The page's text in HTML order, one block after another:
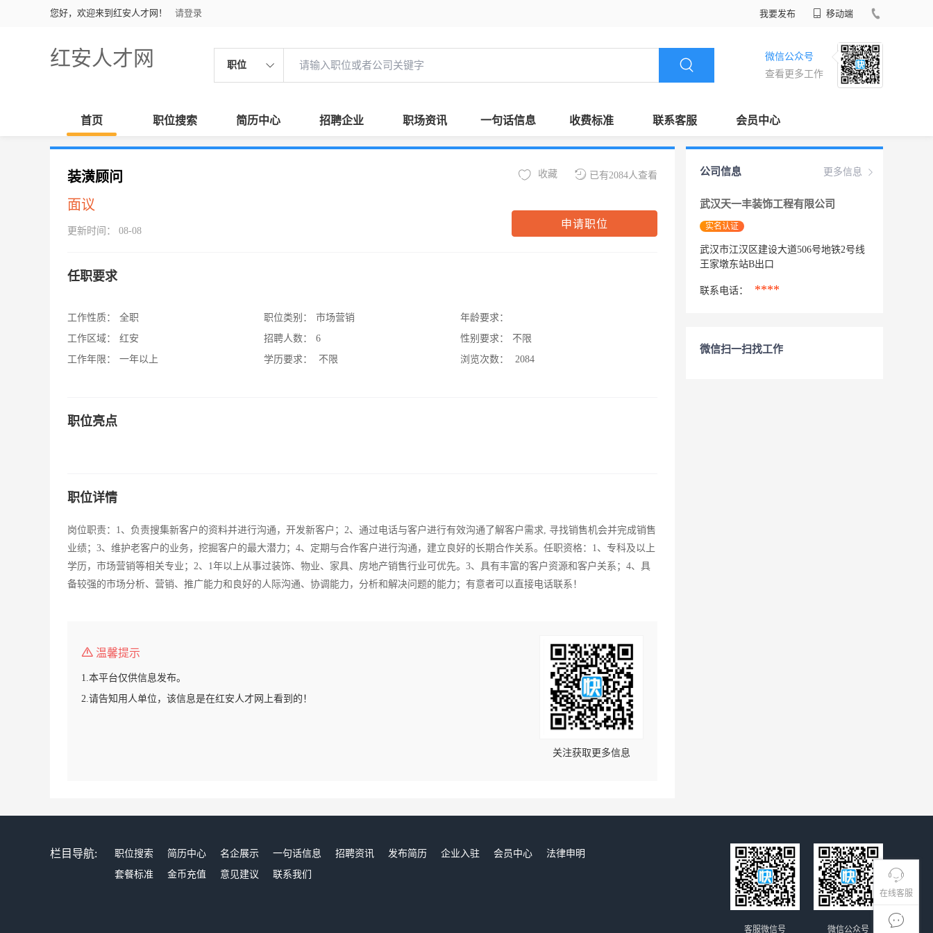
您好，欢迎来到红安人才网！ 请登录 我要发布 移动端
红安人才网 职位
微信公众号
查看更多工作
首页 职位搜索 简历中心 招聘企业 职场资讯 一句话信息 收费标准 联系客服 会员中心
在线客服
装潢顾问
面议
更新时间： 08-08
已有2084人查看
收藏
申请职位
任职要求
工作性质：
全职
工作区域：
红安
工作年限：
一年以上
职位类别：
市场营销
招聘人数：
6
学历要求：
不限
年龄要求：
性别要求：
不限
浏览次数：
2084
职位亮点
职位详情
岗位职责：1、负责搜集新客户的资料并进行沟通，开发新客户；2、通过电话与客户进行有效沟通了解客户需求, 寻找销售机会并完成销售
业绩；3、维护老客户的业务，挖掘客户的最大潜力；4、定期与合作客户进行沟通，建立良好的长期合作关系。任职资格：1、专科及以上
学历，市场营销等相关专业；2、1年以上从事过装饰、物业、家具、房地产销售行业可优先。3、具有丰富的客户资源和客户关系；4、具
备较强的市场分析、营销、推广能力和良好的人际沟通、协调能力，分析和解决问题的能力；有意者可以直接电话联系！
温馨提示
1.本平台仅供信息发布。
2.请告知用人单位，该信息是在红安人才网上看到的！
关注获取更多信息
更多信息
公司信息
武汉天一丰装饰工程有限公司
实名认证
武汉市江汉区建设大道506号地铁2号线
王家墩东站B出口
联系电话： ****
微信扫一扫找工作
栏目导航: 职位搜索 简历中心 名企展示 一句话信息 招聘资讯 发布简历 企业入驻 会员中心
法律申明
套餐标准
金币充值 意见建议 联系我们
微信公众号
客服微信号